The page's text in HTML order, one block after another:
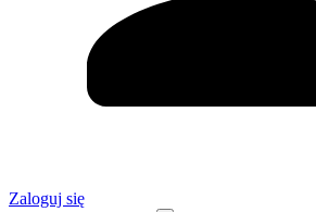
Zaloguj się